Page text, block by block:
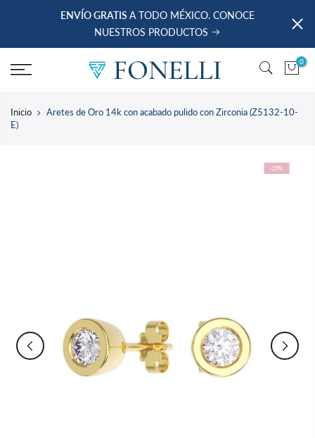
ENVÍO GRATIS A TODO MÉXICO. CONOCE
NUESTROS PRODUCTOS
0
Inicio
Aretes de Oro 14k con acabado pulido con Zirconia (Z5132-10-
E)
-25%